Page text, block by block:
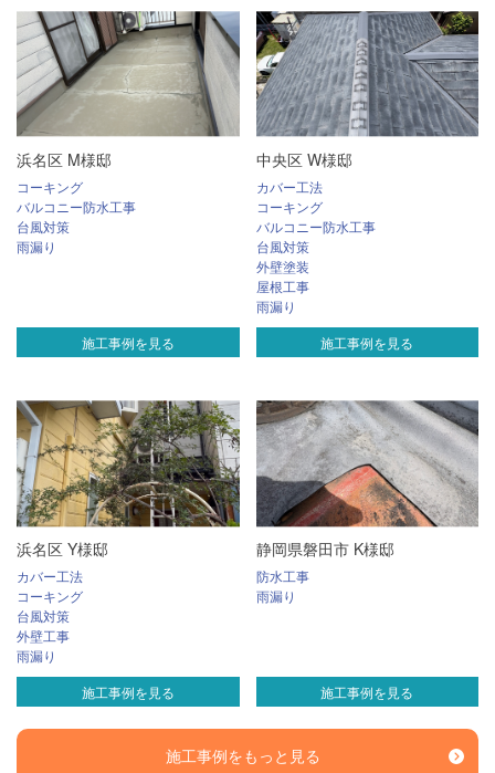
浜名区 M様邸
コーキング
バルコニー防水工事
台風対策
雨漏り
施工事例を見る
中央区 W様邸
カバー工法
コーキング
バルコニー防水工事
台風対策
外壁塗装
屋根工事
雨漏り
施工事例を見る
浜名区 Y様邸
カバー工法
コーキング
台風対策
外壁工事
雨漏り
施工事例を見る
静岡県磐田市 K様邸
防水工事
雨漏り
施工事例を見る
施工事例をもっと見る